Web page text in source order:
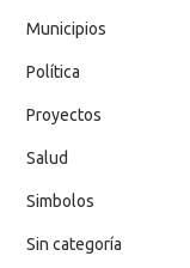
Municipios
Política
Proyectos
Salud
Simbolos
Sin categoría